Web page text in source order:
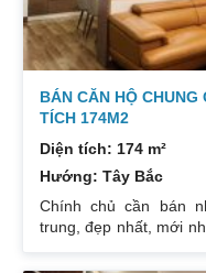
BÁN CĂN HỘ
TÍCH 174M2
Diện tích: 174 m²
Hướng: Tây Bắc
Chính chủ cần bán
trung, đẹp nhất, mới
nên cần bán lại để